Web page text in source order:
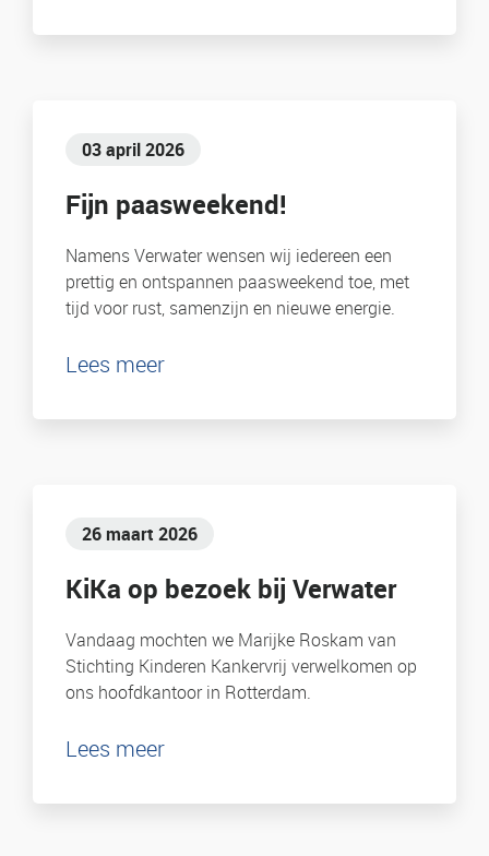
03 april 2026
Fijn paasweekend!
Namens Verwater wensen wij iedereen een
prettig en ontspannen paasweekend toe, met
tijd voor rust, samenzijn en nieuwe energie.
Lees meer
26 maart 2026
KiKa op bezoek bij Verwater
Vandaag mochten we Marijke Roskam van
Stichting Kinderen Kankervrij verwelkomen op
ons hoofdkantoor in Rotterdam.
Lees meer